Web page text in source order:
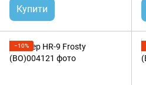
Купити
−10%